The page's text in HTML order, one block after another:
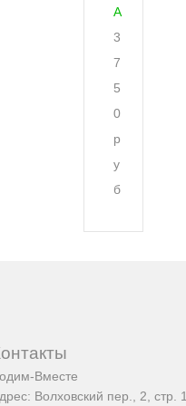
A
3
7
5
0
р
у
б
Вместе
Волховский пер., 2, стр. 1